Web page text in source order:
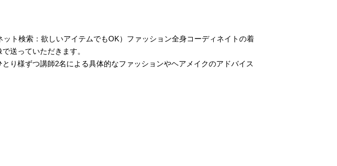
ト検索：欲しいアイテムでもOK）ファッション全身コーディネイトの着
送っていただきます。
り様ずつ講師2名による具体的なファッションやヘアメイクのアドバイス